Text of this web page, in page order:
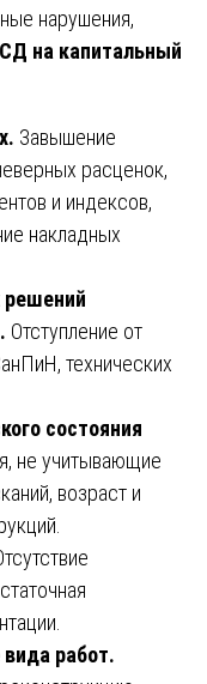
нарушения,
на капитальный
Завышение
расценок,
и индексов,
накладных
решений
Отступление от
технических
состояния
не учитывающие
возраст и
работ.